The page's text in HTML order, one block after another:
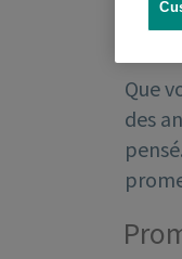
Que
des